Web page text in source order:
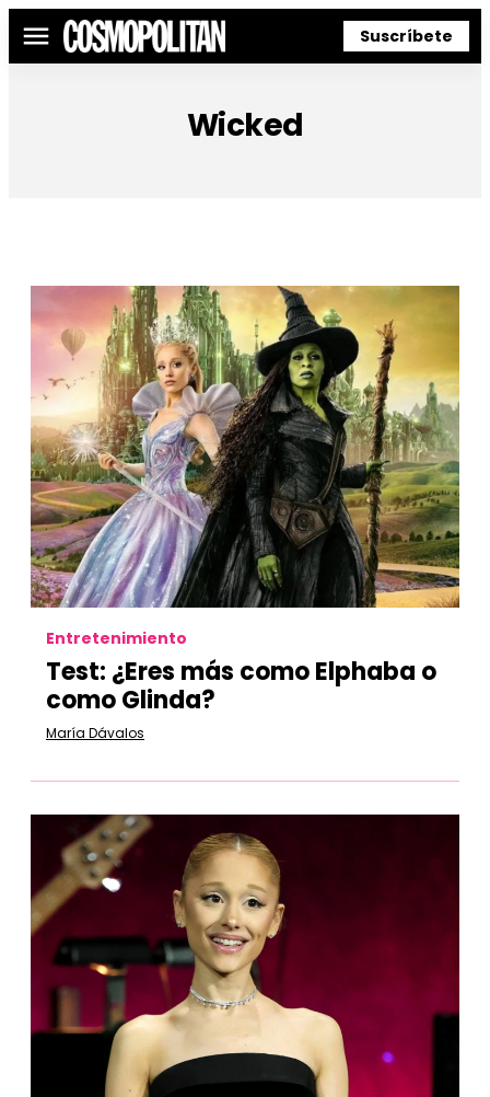
Menú Suscríbete
Wicked
Entretenimiento
Test: ¿Eres más como Elphaba o
como Glinda?
María Dávalos